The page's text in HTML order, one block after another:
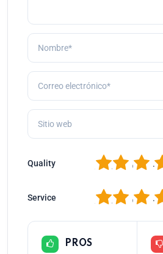
Quality 4
3
2
Service 4
3
2
PROS